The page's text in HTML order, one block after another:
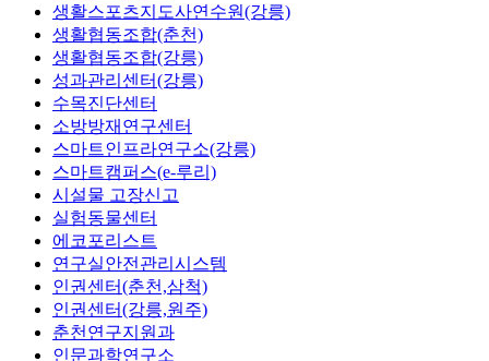
생활스포츠지도사연수원(강릉)
생활협동조합(춘천)
생활협동조합(강릉)
성과관리센터(강릉)
수목진단센터
소방방재연구센터
스마트인프라연구소(강릉)
스마트캠퍼스(e-루리)
시설물 고장신고
실험동물센터
에코포리스트
연구실안전관리시스템
인권센터(춘천,삼척)
인권센터(강릉,원주)
춘천연구지원과
인문과학연구소